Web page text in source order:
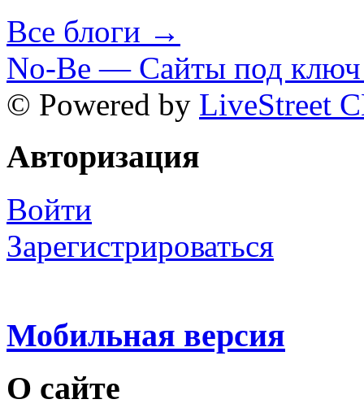
Все блоги →
No-Be — Сайты под ключ
© Powered by LiveStreet
Авторизация
Войти
Зарегистрироваться
Мобильная версия
О сайте